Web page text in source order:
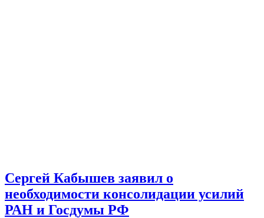
Сергей Кабышев заявил о
необходимости консолидации усилий
РАН и Госдумы РФ